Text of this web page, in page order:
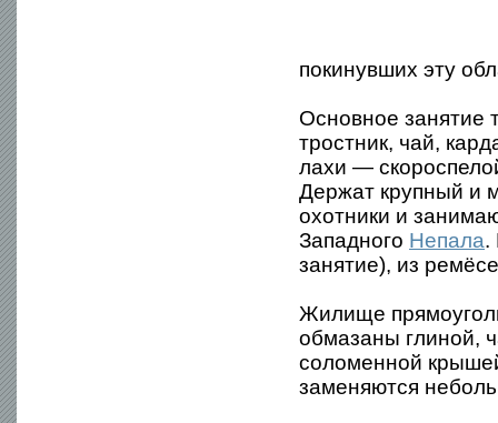
покинувших эту
Основное занятие
тростник, чай,
лахи —
Держат крупный и
охотники и
Западного Непала.
занятие), из
Жилище
обмазаны глиной,
соломенной
заменяются